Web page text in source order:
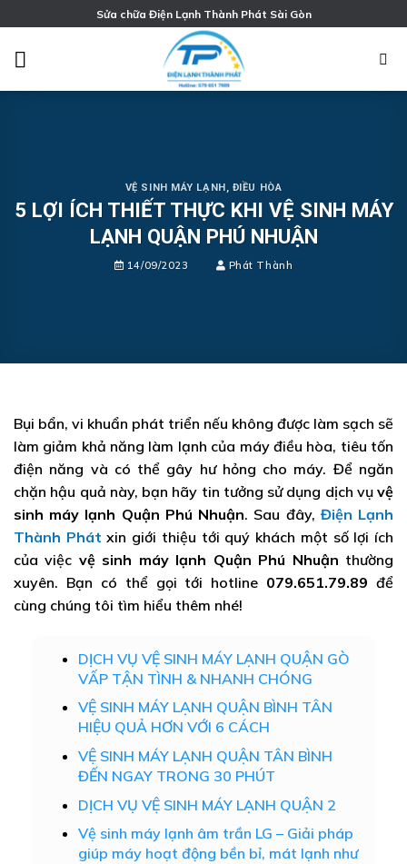
đến
nội
Sửa chữa Điện Lạnh Thành Phát Sài Gòn
VỆ SINH MÁY LẠNH, ĐIỀU HÒA
5 LỢI ÍCH THIẾT THỰC KHI VỆ SINH MÁY
LẠNH QUẬN PHÚ NHUẬN
14/09/2023 Phát Thành
Bụi bẩn, vi khuẩn phát triển nếu không được làm sạch sẽ
làm giảm khả năng làm lạnh của máy điều hòa, tiêu tốn
điện năng và có thể gây hư hỏng cho máy. Để ngăn
chặn hậu quả này, bạn hãy tin tưởng sử dụng dịch vụ vệ
sinh máy lạnh Quận Phú Nhuận. Sau đây, Điện Lạnh
Thành Phát xin giới thiệu tới quý khách một số lợi ích
của việc vệ sinh máy lạnh Quận Phú Nhuận thường
xuyên. Bạn có thể gọi tới hotline 079.651.79.89 để
cùng chúng tôi tìm hiểu thêm nhé!
DỊCH VỤ VỆ SINH MÁY LẠNH QUẬN GÒ
VẤP TẬN TÌNH & NHANH CHÓNG
VỆ SINH MÁY LẠNH QUẬN BÌNH TÂN
HIỆU QUẢ HƠN VỚI 6 CÁCH
VỆ SINH MÁY LẠNH QUẬN TÂN BÌNH
ĐẾN NGAY TRONG 30 PHÚT
DỊCH VỤ VỆ SINH MÁY LẠNH QUẬN 2
Vệ sinh máy lạnh âm trần LG – Giải pháp
giúp máy hoạt động bền bỉ, mát lạnh như